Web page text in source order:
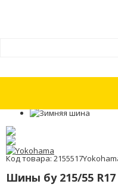
Код товара:
Шины бу 215/55 R17